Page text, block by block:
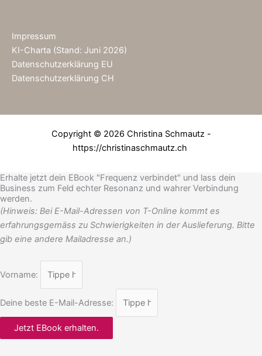
Impressum
KI-Charta (Stand: Juni 2026)
Datenschutzerklärung EU
Datenschutzerklärung CH
Copyright © 2026 Christina Schmautz -
https://christinaschmautz.ch
Erhalte jetzt dein EBook "Frequenz verbindet" und lass dein
Business zum Feld echter Resonanz und wahrer Verbindung
werden.
(Hinweis: Bei E-Mail-Adressen von T-Online kommt es
erfahrungsgemäss zu Schwierigkeiten in der Auslieferung. Bitte
gib eine andere Mailadresse an.)
Vorname:
Deine beste E-Mail-Adresse:
Jetzt EBook erhalten.